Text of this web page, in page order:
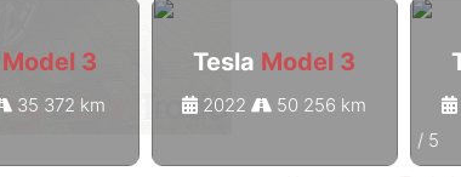
Model 3
35 372 km
Tesla Model 3
2022 50 256 km
/ 5